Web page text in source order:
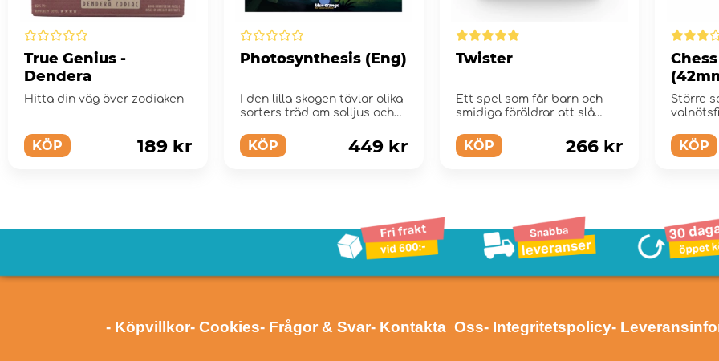
True Genius -
Dendera
Hitta din väg över zodiaken
KÖP 189 kr
Photosynthesis (Eng)
I den lilla skogen tävlar olika
sorters träd om solljus och
KÖP 449 kr
Twister
Ett spel som får barn och
smidiga föräldrar att slå
KÖP 266 kr
Större
KÖP
- Köpvillkor- Cookies- Frågor & Svar- Kontakta Oss- Integritetspolicy-